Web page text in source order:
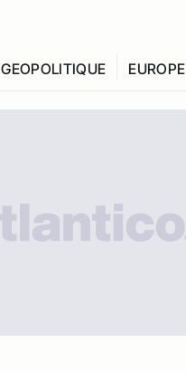
GEOPOLITIQUE EUROPE